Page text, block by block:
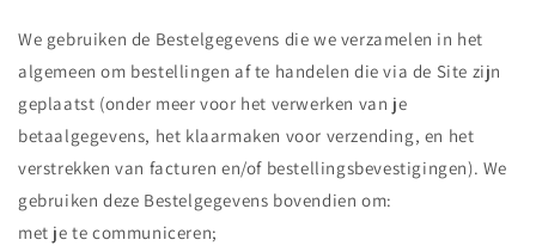
We gebruiken de Bestelgegevens die we verzamelen in het
algemeen om bestellingen af te handelen die via de Site zijn
geplaatst (onder meer voor het verwerken van je
betaalgegevens, het klaarmaken voor verzending, en het
verstrekken van facturen en/of bestellingsbevestigingen). We
gebruiken deze Bestelgegevens bovendien om:
met je te communiceren;